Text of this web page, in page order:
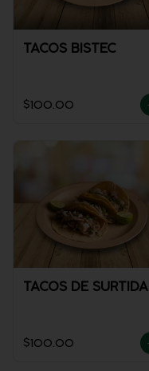
TACOS BISTEC
$100.00
TACOS DE SURTIDA
$100.00